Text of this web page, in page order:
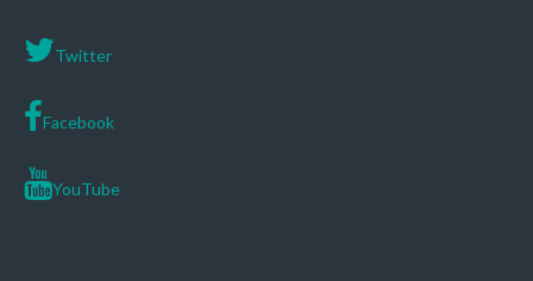
Twitter
Facebook
YouTube